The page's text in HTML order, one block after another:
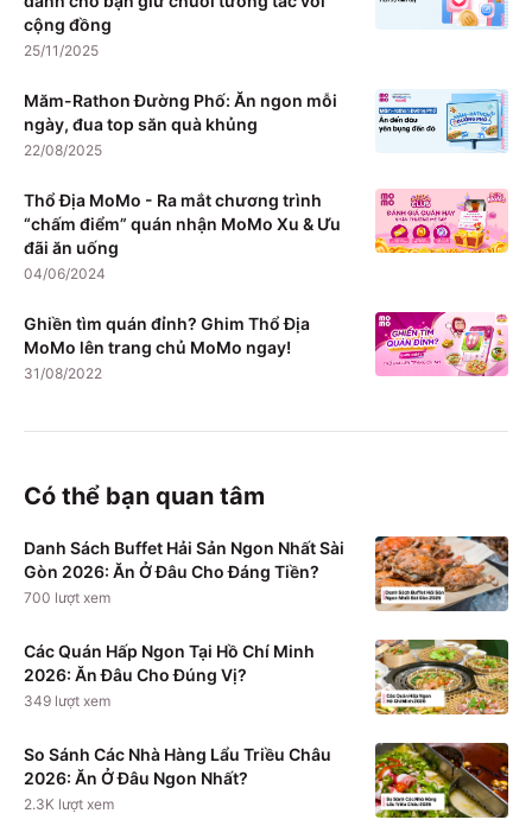
cộng đồng
25/11/2025
Măm-Rathon Đường Phố: Ăn ngon mỗi
ngày, đua top săn quà khủng
22/08/2025
Thổ Địa MoMo - Ra mắt chương trình
“chấm điểm” quán nhận MoMo Xu & Ưu
đãi ăn uống
04/06/2024
Ghiền tìm quán đỉnh? Ghim Thổ Địa
MoMo lên trang chủ MoMo ngay!
31/08/2022
Có thể bạn quan tâm
Danh Sách Buffet Hải Sản Ngon Nhất Sài
Gòn 2026: Ăn Ở Đâu Cho Đáng Tiền?
700 lượt xem
Các Quán Hấp Ngon Tại Hồ Chí Minh
2026: Ăn Đâu Cho Đúng Vị?
349 lượt xem
So Sánh Các Nhà Hàng Lẩu Triều Châu
2026: Ăn Ở Đâu Ngon Nhất?
2.3K lượt xem